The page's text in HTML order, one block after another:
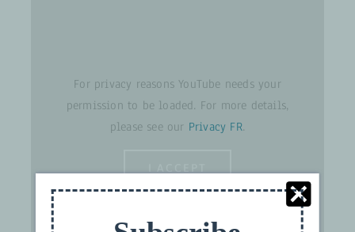
For privacy reasons YouTube needs your
permission to be loaded. For more details,
please see our Privacy FR.